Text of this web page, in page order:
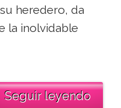
heredero, da
la inolvidable
Seguir leyendo